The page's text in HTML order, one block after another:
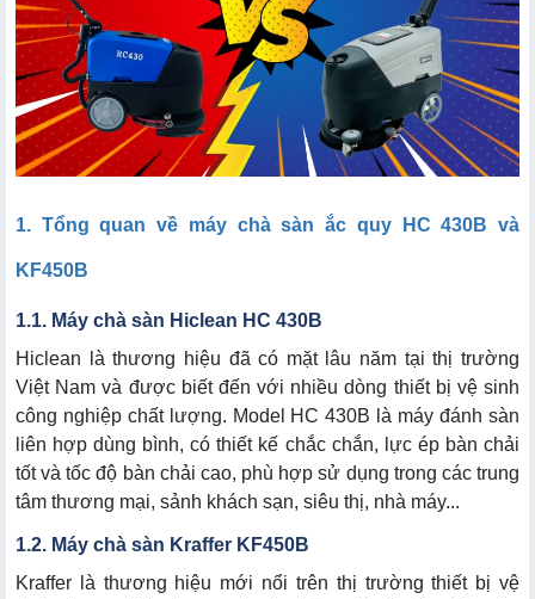
2.1. So sánh thông số kỹ thuật của 2 máy đánh sàn
2.2. Hiệu suất làm việc 2 máy chà sàn ắc quy
3. Giá thành và thương hiệu máy chà sàn HC 430B và
KF450B
1. Tổng quan về máy chà sàn ắc quy HC 430B và
KF450B
1.1. Máy chà sàn Hiclean HC 430B
Hiclean là thương hiệu đã có mặt lâu năm tại thị trường
Việt Nam và được biết đến với nhiều dòng thiết bị vệ sinh
công nghiệp chất lượng. Model HC 430B là máy đánh sàn
liên hợp dùng bình, có thiết kế chắc chắn, lực ép bàn chải
tốt và tốc độ bàn chải cao, phù hợp sử dụng trong các trung
tâm thương mại, sảnh khách sạn, siêu thị, nhà máy...
1.2. Máy chà sàn Kraffer KF450B
Kraffer là thương hiệu mới nổi trên thị trường thiết bị vệ